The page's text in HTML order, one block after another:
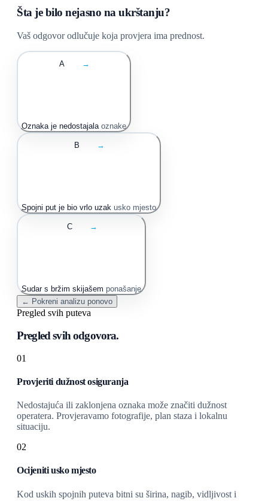
Šta je bilo nejasno na ukrštanju?
Vaš odgovor odlučuje koja provjera ima prednost.
A →
Oznaka je nedostajala oznake
B →
Spojni put je bio vrlo uzak usko mjesto
C →
Sudar s bržim skijašem ponašanje
← Pokreni analizu ponovo
Pregled svih puteva
Pregled svih odgovora.
01
Provjeriti dužnost osiguranja
Nedostajuća ili zaklonjena oznaka može značiti dužnost
operatera. Provjeravamo fotografije, plan staza i lokalnu
situaciju.
02
Ocijeniti usko mjesto
Kod uskih spojnih puteva bitni su širina, nagib, vidljivost i